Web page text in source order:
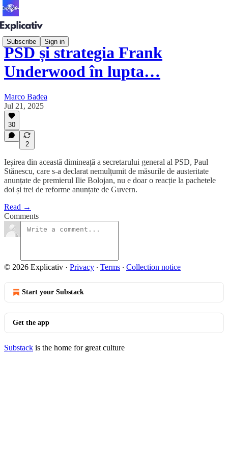
Subscribe Sign in
PSD și strategia Frank
Underwood în lupta…
Marco Badea
Jul 21, 2025
30
2
Ieșirea din această dimineață a secretarului general al PSD, Paul
Stănescu, care s-a declarat nemulțumit de măsurile de austeritate
anunțate de premierul Ilie Bolojan, nu e doar o reacție la pachetele
doi și trei de reforme anunțate de Guvern.
Read →
Comments
© 2026 Explicativ · Privacy ∙ Terms ∙ Collection notice
Start your Substack
Get the app
Substack is the home for great culture